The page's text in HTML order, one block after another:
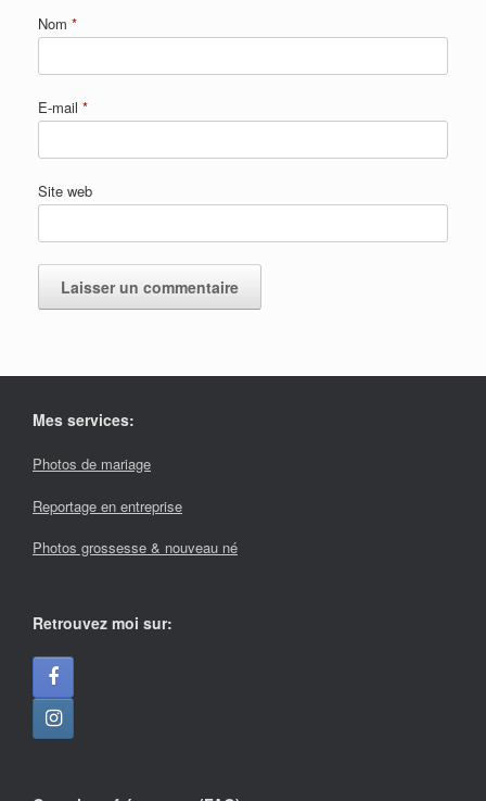
Nom *
E-mail *
Site web
Mes services:
Photos de mariage
Reportage en entreprise
Photos grossesse & nouveau né
Retrouvez moi sur: